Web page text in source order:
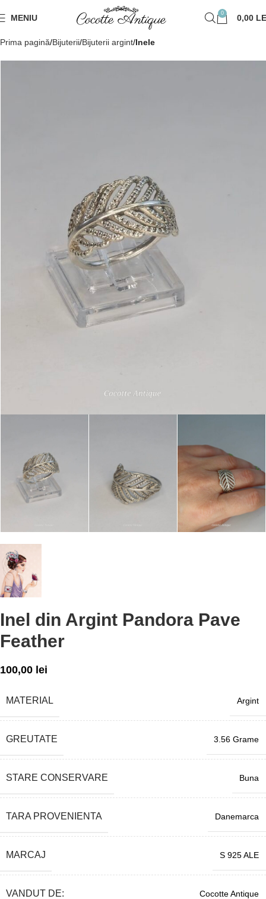
MENIU 0 0,00
Prima pagină Bijuterii Bijuterii argint Inele
Inel din Argint Pandora Pave
Feather
100,00 lei
MATERIAL Argint
GREUTATE 3.56 Grame
STARE CONSERVARE Buna
TARA PROVENIENTA Danemarca
MARCAJ S 925 ALE
VANDUT DE: Cocotte Antique